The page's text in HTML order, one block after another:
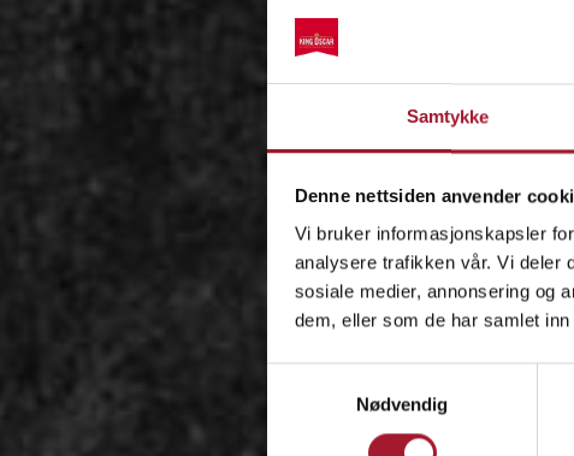
Samtykke
Denne nettsiden anvender
Vi bruker informasjonskapsler
analysere trafikken vår. Vi deler
sosiale medier, annonsering og
dem, eller som de har samlet
Nødvendig